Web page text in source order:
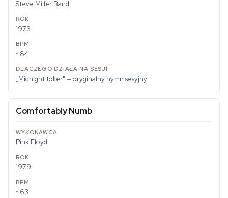
Steve Miller Band
1973
~84
„Midnight toker" — oryginalny hymn sesyjny
Comfortably Numb
Pink Floyd
1979
~63